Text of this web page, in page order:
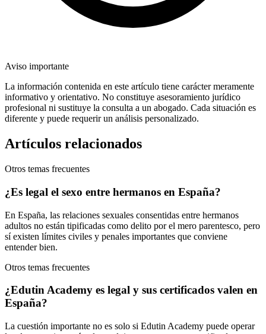
Aviso importante
La información contenida en este artículo tiene carácter meramente
informativo y orientativo. No constituye asesoramiento jurídico
profesional ni sustituye la consulta a un abogado. Cada situación es
diferente y puede requerir un análisis personalizado.
Artículos relacionados
Otros temas frecuentes
¿Es legal el sexo entre hermanos en España?
En España, las relaciones sexuales consentidas entre hermanos
adultos no están tipificadas como delito por el mero parentesco, pero
sí existen límites civiles y penales importantes que conviene
entender bien.
Otros temas frecuentes
¿Edutin Academy es legal y sus certificados valen en
España?
La cuestión importante no es solo si Edutin Academy puede operar